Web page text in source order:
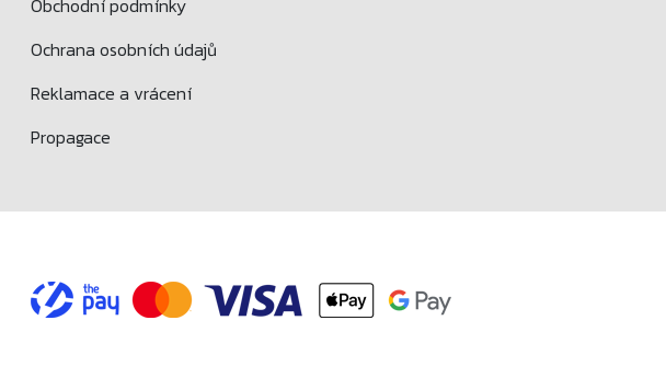
Ochrana osobních údajů
Reklamace a vrácení
Propagace